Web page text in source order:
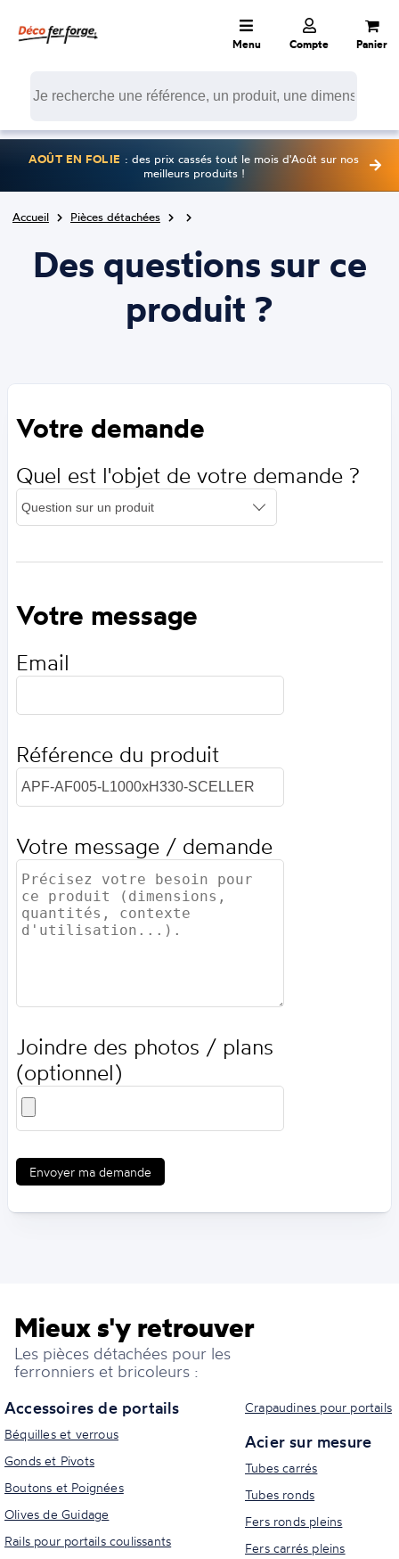
Menu Compte Panier
AOÛT EN FOLIE : des prix cassés tout le mois d'Août sur nos
meilleurs produits !
Accueil Pièces détachées
Des questions sur ce
produit ?
Votre demande
Quel est l'objet de votre demande ?
Votre message
Email
Référence du produit
Votre message / demande
Joindre des photos / plans
(optionnel)
Envoyer ma demande
Mieux s'y retrouver
Les pièces détachées pour les
ferronniers et bricoleurs :
Accessoires de portails
Béquilles et verrous
Gonds et Pivots
Boutons et Poignées
Olives de Guidage
Rails pour portails coulissants
Crapaudines pour portails
Acier sur mesure
Tubes carrés
Tubes ronds
Fers ronds pleins
Fers carrés pleins